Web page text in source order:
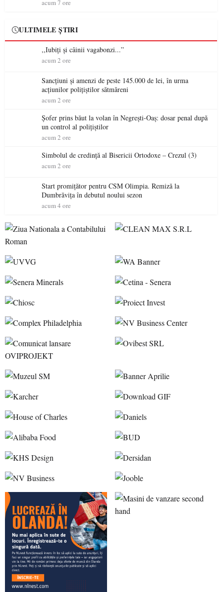
acum 7 ore
ULTIMELE ȘTIRI
,,Iubiți și câinii vagabonzi...”
acum 2 ore
Sancțiuni și amenzi de peste 145.000 de lei, în urma
acțiunilor polițiștilor sătmăreni
acum 2 ore
Șofer prins băut la volan în Negrești-Oaș: dosar penal după
un control al polițiștilor
acum 2 ore
Simbolul de credinţă al Bisericii Ortodoxe – Crezul (3)
acum 2 ore
Start promițător pentru CSM Olimpia. Remiză la
Dumbrăvița în debutul noului sezon
acum 4 ore